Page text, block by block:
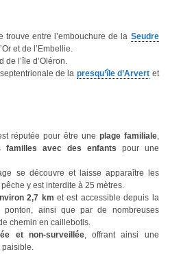
trouve entre l’embouchure de la Seudre
et de l’Embellie.
de l’île d’Oléron.
de la presqu’île d’Arvert et
réputée pour être une plage familiale,
familles avec des enfants pour une
se découvre et laisse apparaître les
pêche y est interdite à 25 mètres.
2,7 km et est accessible depuis la
ponton, ainsi que par de nombreuses
chemin en caillebotis.
et non-surveillée, offrant ainsi une
paisible.